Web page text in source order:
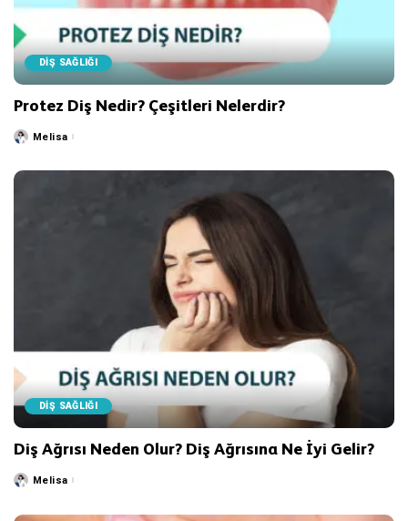
DİŞ SAĞLIĞI
Protez Diş Nedir? Çeşitleri Nelerdir?
PostedMelisa
DİŞ SAĞLIĞI
Diş Ağrısı Neden Olur? Diş Ağrısına Ne İyi Gelir?
PostedMelisa